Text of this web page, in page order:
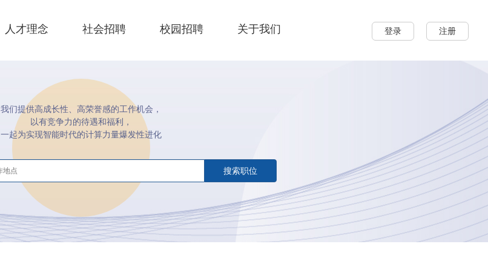
登录 注册
人才理念 社会招聘 校园招聘 关于我们
我们提供高成长性、高荣誉感的工作机会，
以有竞争力的待遇和福利，
一起为实现智能时代的计算力量爆发性进化
搜索职位